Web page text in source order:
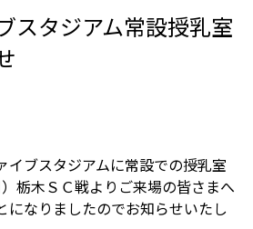
スタジアム常設授乳室
イブスタジアムに常設での授乳室
栃木ＳＣ戦よりご来場の皆さまへ
になりましたのでお知らせいたし